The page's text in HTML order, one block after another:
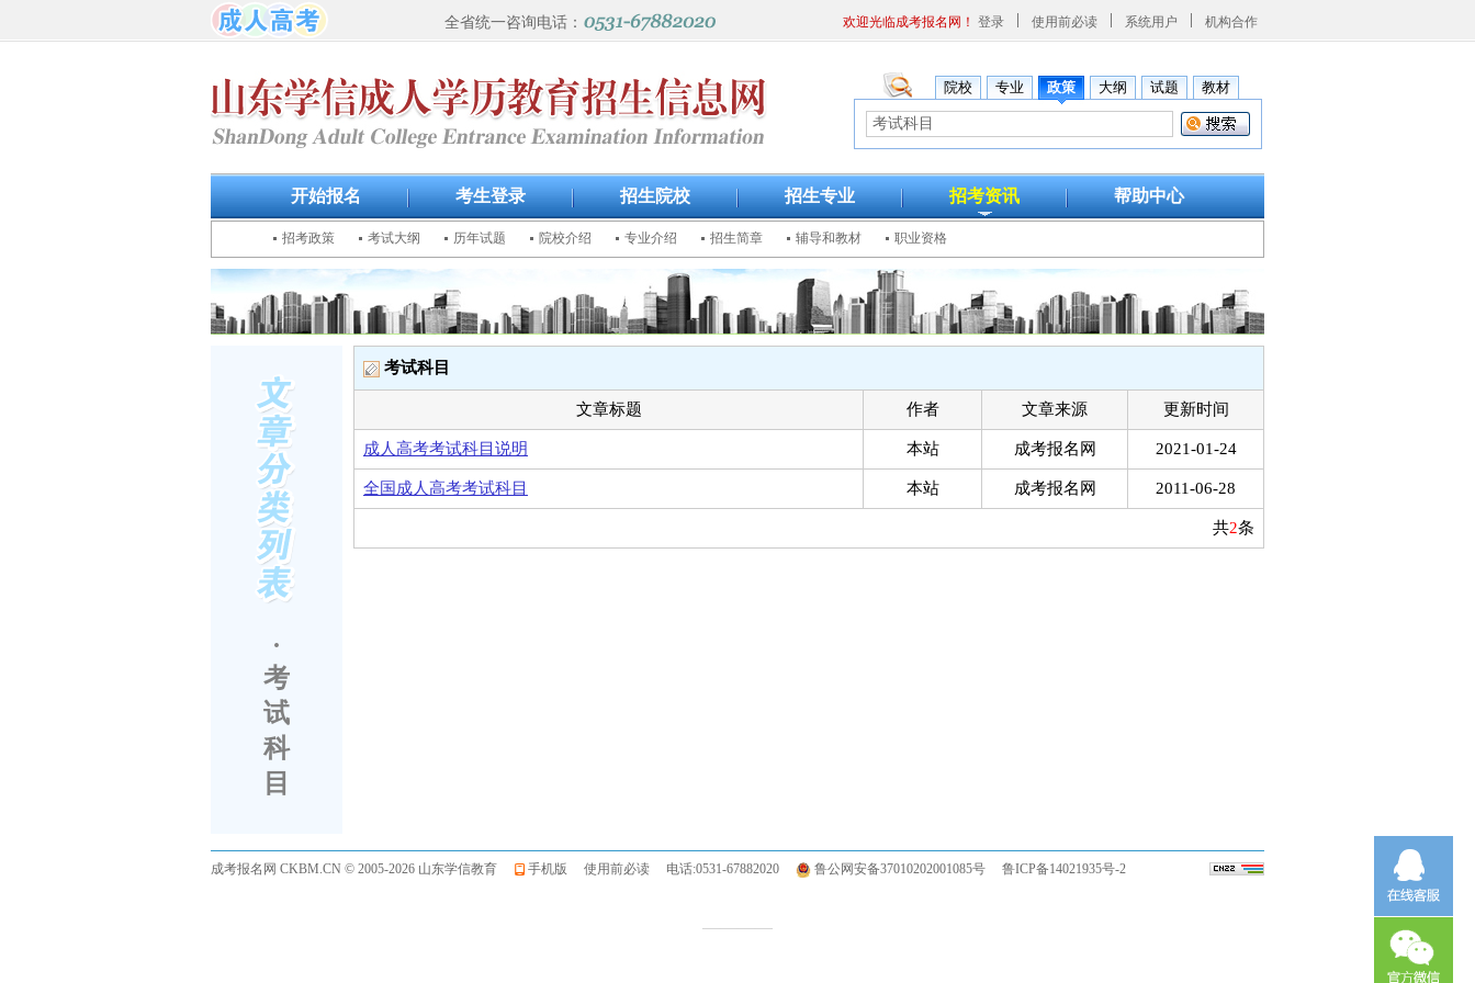
欢迎光临成考报名网！ 登录 使用前必读 系统用户 机构合作
全省统一咨询电话：
院校 专业 政策 大纲 试题 教材
开始报名 考生登录 招生院校 招生专业 招考资讯 帮助中心
招考政策 考试大纲 历年试题 院校介绍 专业介绍 招生简章 辅导和教材 职业资格
考试科目
文章标题 作者 文章来源 更新时间
成人高考考试科目说明 本站 成考报名网 2021-01-24
全国成人高考考试科目 本站 成考报名网 2011-06-28
共2条
·
考
试
科
目
成考报名网 CKBM.CN © 2005-2026 山东学信教育 手机版 使用前必读 电话:0531-67882020 鲁公网安备37010202001085号 鲁ICP备14021935号-2
————